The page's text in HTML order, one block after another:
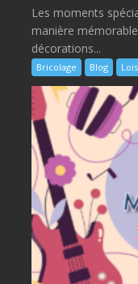
Les moments
manière
décorations...
Bricolage Blog